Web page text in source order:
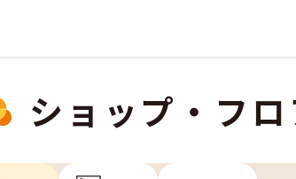
ショップ・フ